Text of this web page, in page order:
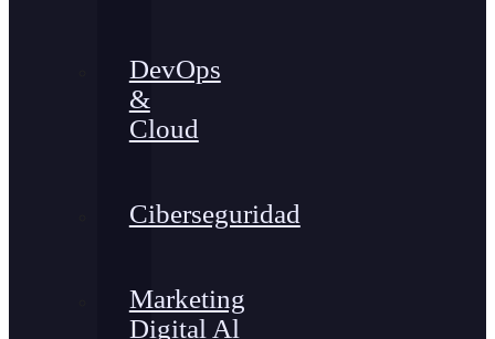
DevOps
&
Cloud
Ciberseguridad
Marketing
Digital Al